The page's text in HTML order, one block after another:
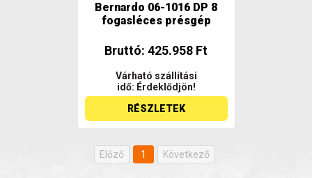
Bernardo 06-1016 DP 8
fogasléces présgép
Bruttó: 425.958 Ft
Várható szállítási
idő: Érdeklődjön!
RÉSZLETEK
Előző 1 Következő